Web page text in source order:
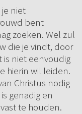
niet
bent
zoeken. Wel zul
die je vindt, door
is niet eenvoudig
hierin wil leiden.
Christus nodig
genadig en
te houden.